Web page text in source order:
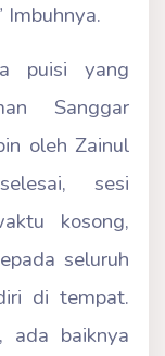
Imbuhnya.
puisi yang
Sanggar
oleh Zainul
sesi
kosong,
seluruh
di tempat.
ada baiknya